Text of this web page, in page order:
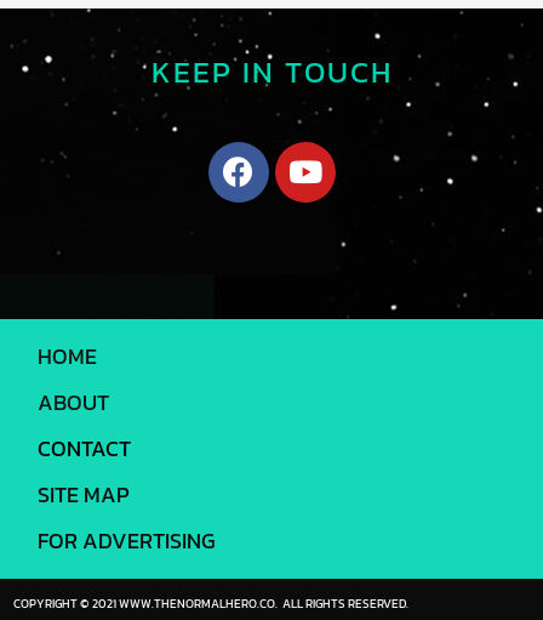
KEEP IN TOUCH
HOME
ABOUT
CONTACT
SITE MAP
FOR ADVERTISING
COPYRIGHT © 2021 WWW.THENORMALHERO.CO. ALL RIGHTS RESERVED.